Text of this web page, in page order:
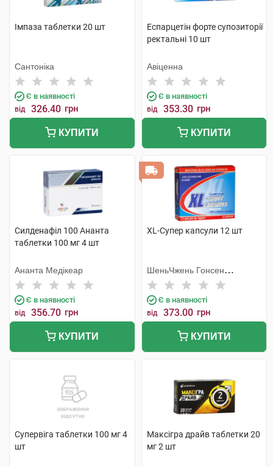
Імпаза таблетки 20 шт
Сантоніка
Є в наявності
від 326.40 грн
КУПИТИ
Еспарцетін форте супозиторії
ректальні 10 шт
Авіценна
Є в наявності
від 353.30 грн
КУПИТИ
Силденафіл 100 Ананта
таблетки 100 мг 4 шт
Ананта Медікеар
Є в наявності
від 356.70 грн
КУПИТИ
XL-Супер капсули 12 шт
ШеньЧжень Гонсен
Байоледжі Індастрі Ко. Лтд
Є в наявності
від 373.00 грн
КУПИТИ
Супервіга таблетки 100 мг 4
шт
Максігра драйв таблетки 20
мг 2 шт